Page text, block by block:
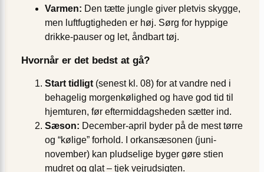
Varmen: Den tætte jungle giver pletvis skygge,
men luftfugtigheden er høj. Sørg for hyppige
drikke-pauser og let, åndbart tøj.
Hvornår er det bedst at gå?
Start tidligt (senest kl. 08) for at vandre ned i
behagelig morgenkølighed og have god tid til
hjemturen, før eftermiddagsheden sætter ind.
Sæson: December-april byder på de mest tørre
og “kølige” forhold. I orkansæsonen (juni-
november) kan pludselige byger gøre stien
mudret og glat – tjek vejrudsigten.